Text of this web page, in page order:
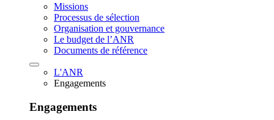
Missions
Processus de sélection
Organisation et gouvernance
Le budget de l’ANR
Documents de référence
L'ANR
Engagements
Engagements